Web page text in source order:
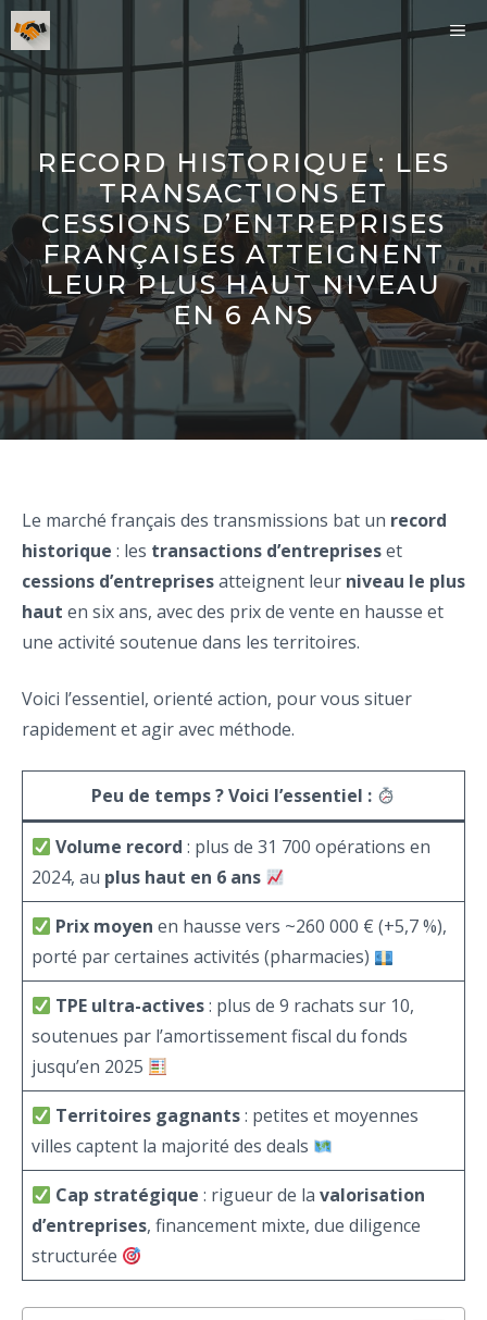
Aller
au
contenu
RECORD HISTORIQUE : LES
TRANSACTIONS ET
CESSIONS D’ENTREPRISES
FRANÇAISES ATTEIGNENT
LEUR PLUS HAUT NIVEAU
EN 6 ANS
Le marché français des transmissions bat un record
historique : les transactions d’entrepriseset
cessions d’entreprisesatteignent leur niveau le plus
haut en six ans, avec des prix de vente en hausse et
une activité soutenue dans les territoires.
Voici l’essentiel, orienté action, pour vous situer
rapidement et agir avec méthode.
Peu de temps ? Voici l’essentiel :
Volume record : plus de 31 700 opérations en
2024, au plus haut en 6 ans
Prix moyen en hausse vers ~260 000 € (+5,7 %),
porté par certaines activités (pharmacies)
TPE ultra-actives: plus de 9 rachats sur 10,
soutenues par l’amortissement fiscal du fonds
jusqu’en 2025
Territoires gagnants: petites et moyennes
villes captent la majorité des deals
Cap stratégique : rigueur de lavalorisation
d’entreprises, financement mixte, due diligence
structurée